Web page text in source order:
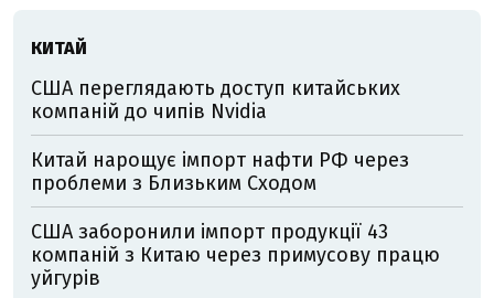
КИТАЙ
США переглядають доступ китайських
компаній до чипів Nvidia
Китай нарощує імпорт нафти РФ через
проблеми з Близьким Сходом
США заборонили імпорт продукції 43
компаній з Китаю через примусову працю
уйгурів